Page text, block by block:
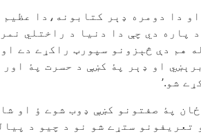
دا دومره ډېر کتابونه،دا
پاره دي چې دا دنيا د راختلي
هم دې څېزونو سپورټ راکړے دے
او ډېر پۀ کښې د حسرت پۀ
شو.’
پۀ صفتونو کښې ډوب شوے ؤ او
ستړے شو نو د چيو د